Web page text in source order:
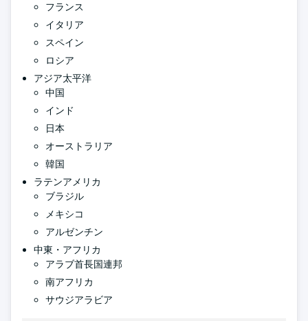
フランス
イタリア
スペイン
ロシア
アジア太平洋
中国
インド
日本
オーストラリア
韓国
ラテンアメリカ
ブラジル
メキシコ
アルゼンチン
中東・アフリカ
アラブ首長国連邦
南アフリカ
サウジアラビア